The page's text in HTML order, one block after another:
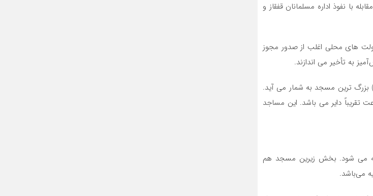
با نفوذ اداره مسلمانان قفقاز و
های محلی اغلب از صدور مجوز
به تأخیر می ‌اندازند.
مسجد امام علی(ع) بزرگ‌ ترین مسجد به شمار می‌ آید.
دایر می ‌باشد. این مساجد
می ‌شود. بخش زیرین مسجد هم
می‌باشد.